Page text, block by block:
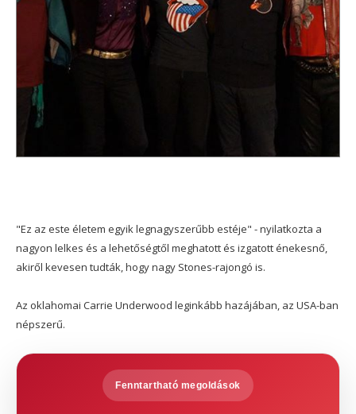
"Ez az este életem egyik legnagyszerűbb estéje" - nyilatkozta a
nagyon lelkes és a lehetőségtől meghatott és izgatott énekesnő,
akiről kevesen tudták, hogy nagy Stones-rajongó is.
Az oklahomai Carrie Underwood leginkább hazájában, az USA-ban
népszerű.
Fenntartható megoldások